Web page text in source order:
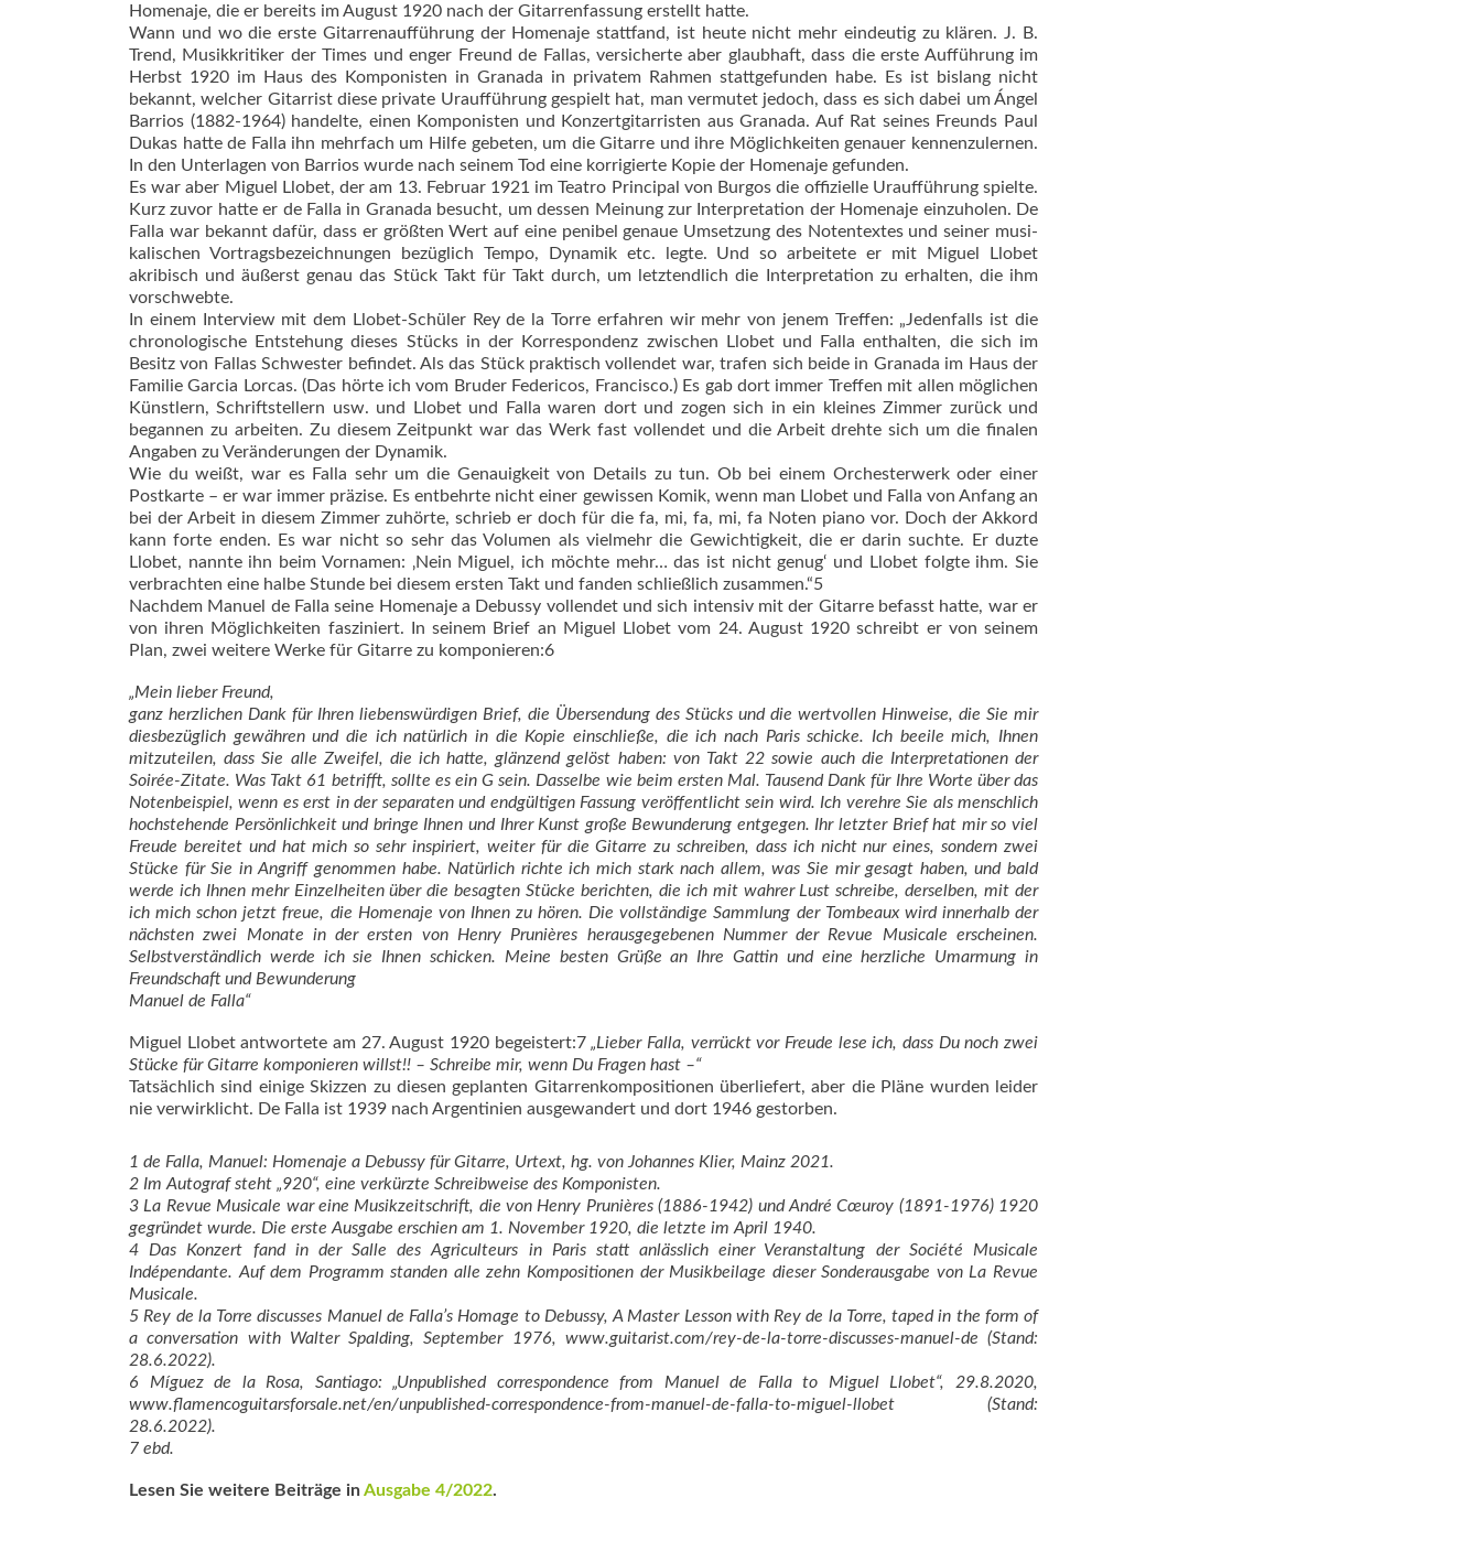
Homenaje, die er bereits im August 1920 nach der Gitarrenfassung erstellt hatte.
Wann und wo die erste Gitarrenaufführung der Homenaje stattfand, ist heute nicht mehr eindeutig zu klären. J. B.
Trend, Musikkritiker der Times und enger Freund de Fallas, versicherte aber glaubhaft, dass die erste Aufführung im
Herbst 1920 im Haus des Komponisten in Granada in privatem Rahmen stattgefunden habe. Es ist bislang nicht
bekannt, welcher Gitarrist diese private Uraufführung gespielt hat, man vermutet jedoch, dass es sich dabei um Ángel
Barrios (1882-1964) handelte, einen Komponisten und Konzertgitarristen aus Granada. Auf Rat seines Freunds Paul
Dukas hatte de Falla ihn mehrfach um Hilfe gebeten, um die Gitarre und ihre Möglichkeiten genauer kennenzulernen.
In den Unterlagen von Barrios wurde nach seinem Tod eine korrigierte Kopie der Homenaje gefunden.
Es war aber Miguel Llobet, der am 13. Februar 1921 im Teatro Principal von Burgos die offizielle Uraufführung spielte.
Kurz zuvor hatte er de Falla in Granada besucht, um dessen Meinung zur Interpretation der Homenaje einzuholen. De
Falla war bekannt dafür, dass er größten Wert auf eine penibel genaue Umsetzung des Notentextes und seiner musi­
kalischen Vortragsbezeichnungen bezüglich Tempo, Dynamik etc. legte. Und so arbeitete er mit Miguel Llobet
akribisch und äußerst genau das Stück Takt für Takt durch, um letztendlich die Interpretation zu erhalten, die ihm
vorschwebte.
In einem Interview mit dem Llobet-Schüler Rey de la Torre erfahren wir mehr von jenem Treffen: „Jedenfalls ist die
chronologische Entstehung dieses Stücks in der Korrespondenz zwischen Llobet und Falla enthalten, die sich im
Besitz von Fallas Schwester befindet. Als das Stück praktisch vollendet war, trafen sich beide in Granada im Haus der
Familie Garcia Lorcas. (Das hörte ich vom Bruder Federicos, Francisco.) Es gab dort immer Treffen mit allen möglichen
Künstlern, Schriftstellern usw. und Llobet und Falla waren dort und zogen sich in ein kleines Zimmer zurück und
begannen zu arbeiten. Zu diesem Zeitpunkt war das Werk fast vollendet und die Arbeit drehte sich um die finalen
Angaben zu Veränderungen der Dynamik.
Wie du weißt, war es Falla sehr um die Genauigkeit von Details zu tun. Ob bei einem Orchesterwerk oder einer
Postkarte – er war immer präzise. Es entbehrte nicht einer gewissen Komik, wenn man Llobet und Falla von Anfang an
bei der Arbeit in diesem Zimmer zuhörte, schrieb er doch für die fa, mi, fa, mi, fa Noten piano vor. Doch der Akkord
kann forte enden. Es war nicht so sehr das Volumen als vielmehr die Gewichtigkeit, die er darin suchte. Er duzte
Llobet, nannte ihn beim Vornamen: ‚Nein Miguel, ich möchte mehr… das ist nicht genug‘ und Llobet folgte ihm. Sie
verbrachten eine halbe Stunde bei diesem ersten Takt und fanden schließlich zusammen.“5
Nachdem Manuel de Falla seine Homenaje a Debussy vollendet und sich intensiv mit der Gitarre befasst hatte, war er
von ihren Möglichkeiten fasziniert. In seinem Brief an Miguel Llobet vom 24. August 1920 schreibt er von seinem
Plan, zwei weitere Werke für Gitarre zu komponieren:6
„Mein lieber Freund,
ganz herzlichen Dank für Ihren liebenswürdigen Brief, die Übersendung des Stücks und die wertvollen Hinweise, die Sie mir
diesbezüglich gewähren und die ich natürlich in die Kopie einschließe, die ich nach Paris schicke. Ich beeile mich, Ihnen
mitzuteilen, dass Sie alle Zweifel, die ich hatte, glänzend gelöst haben: von Takt 22 sowie auch die Interpretationen der
Soirée-Zitate. Was Takt 61 betrifft, sollte es ein G sein. Dasselbe wie beim ersten Mal. Tausend Dank für Ihre Worte über das
Notenbeispiel, wenn es erst in der separaten und endgültigen Fassung veröffentlicht sein wird. Ich verehre Sie als menschlich
hochstehende Persönlichkeit und bringe Ihnen und Ihrer Kunst große Bewunderung entgegen. Ihr letzter Brief hat mir so viel
Freude bereitet und hat mich so sehr inspiriert, weiter für die Gitarre zu schreiben, dass ich nicht nur eines, sondern zwei
Stücke für Sie in Angriff genommen habe. Natürlich richte ich mich stark nach allem, was Sie mir gesagt haben, und bald
werde ich Ihnen mehr Einzelheiten über die besagten Stücke berichten, die ich mit wahrer Lust schreibe, derselben, mit der
ich mich schon jetzt freue, die Homenaje von Ihnen zu hören. Die vollständige Sammlung der Tombeaux wird innerhalb der
nächsten zwei Monate in der ersten von Henry Prunières herausgegebenen Nummer der Revue Musicale erscheinen.
Selbstverständlich werde ich sie Ihnen schicken. Meine besten Grüße an Ihre Gattin und eine herzliche Umarmung in
Freundschaft und Bewunderung
Manuel de Falla“
Miguel Llobet antwortete am 27. August 1920 begeistert:7„Lieber Falla, verrückt vor Freude lese ich, dass Du noch zwei
Stücke für Gitarre komponieren willst!! – Schreibe mir, wenn Du Fragen hast –“
Tatsächlich sind einige Skizzen zu diesen geplanten Gitarrenkompositionen überliefert, aber die Pläne wurden leider
nie verwirklicht. De Falla ist 1939 nach Argentinien ausgewandert und dort 1946 gestorben.
1 de Falla, Manuel: Homenaje a Debussy für Gitarre, ­Urtext, hg. von Johannes Klier, Mainz 2021.
2 Im Autograf steht „920“, eine verkürzte Schreibweise des Komponisten.
3 La Revue Musicale war eine Musikzeitschrift, die von Henry Prunières (1886-1942) und André Cœuroy (1891-1976) 1920
gegründet wurde. Die erste Ausgabe erschien am 1. November 1920, die letzte im April 1940.
4 Das Konzert fand in der Salle des Agriculteurs in Paris statt anlässlich einer Veranstaltung der Société Musicale
Indépendante. Auf dem Programm standen alle zehn Kompositionen der Musikbeilage dieser Sonderausgabe von La Revue
Musicale.
5 Rey de la Torre discusses Manuel de Falla’s Homage to Debussy, A Master Lesson with Rey de la Torre, taped in the form of
a conversation with Walter Spalding, September 1976, www.guitarist.com/rey-de-la-torre-discusses-manuel-de (Stand:
28.6.2022).
6 Míguez de la Rosa, Santiago: „Unpublished corres­pondence from Manuel de Falla to Miguel Llobet“, 29.8.2020,
www.flamencoguitarsforsale.net/en/unpublished-correspondence-from-manuel-de-falla-to-miguel-llobet (Stand:
28.6.2022).
7 ebd.
Lesen Sie weitere Beiträge inAusgabe 4/2022.